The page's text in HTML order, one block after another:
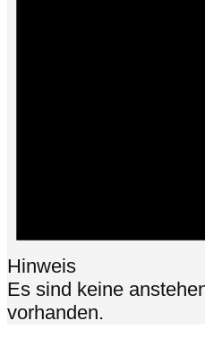
Hinweis
Es sind keine
vorhanden.